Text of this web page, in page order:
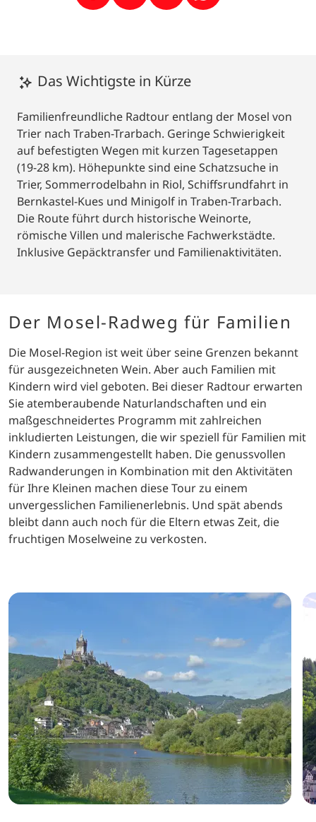
Das Wichtigste in Kürze
Familienfreundliche Radtour entlang der Mosel von
Trier nach Traben-Trarbach. Geringe Schwierigkeit
auf befestigten Wegen mit kurzen Tagesetappen
(19-28 km). Höhepunkte sind eine Schatzsuche in
Trier, Sommerrodelbahn in Riol, Schiffsrundfahrt in
Bernkastel-Kues und Minigolf in Traben-Trarbach.
Die Route führt durch historische Weinorte,
römische Villen und malerische Fachwerkstädte.
Inklusive Gepäcktransfer und Familienaktivitäten.
Der Mosel-Radweg für Familien
Die Mosel-Region ist weit über seine Grenzen bekannt
für ausgezeichneten Wein. Aber auch Familien mit
Kindern wird viel geboten. Bei dieser Radtour erwarten
Sie atemberaubende Naturlandschaften und ein
maßgeschneidertes Programm mit zahlreichen
inkludierten Leistungen, die wir speziell für Familien mit
Kindern zusammengestellt haben. Die genussvollen
Radwanderungen in Kombination mit den Aktivitäten
für Ihre Kleinen machen diese Tour zu einem
unvergesslichen Familienerlebnis. Und spät abends
bleibt dann auch noch für die Eltern etwas Zeit, die
fruchtigen Moselweine zu verkosten.